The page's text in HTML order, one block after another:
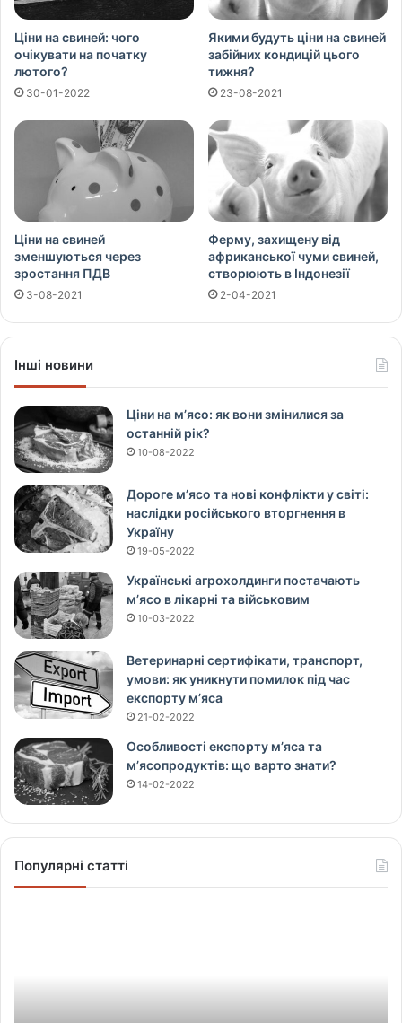
Ціни на свиней: чого
очікувати на початку
лютого?
30-01-2022
Якими будуть ціни на свиней
забійних кондицій цього
тижня?
23-08-2021
Ціни на свиней
зменшуються через
зростання ПДВ
3-08-2021
Ферму, захищену від
африканської чуми свиней,
створюють в Індонезії
2-04-2021
Інші новини
Ціни на м’ясо: як вони змінилися за
останній рік?
10-08-2022
Дороге м’ясо та нові конфлікти у світі:
наслідки російського вторгнення в
Україну
19-05-2022
Українські агрохолдинги постачають
м’ясо в лікарні та військовим
10-03-2022
Ветеринарні сертифікати, транспорт,
умови: як уникнути помилок під час
експорту м’яса
21-02-2022
Особливості експорту м’яса та
м’ясопродуктів: що варто знати?
14-02-2022
Популярні статті